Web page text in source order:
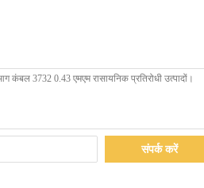
संपर्क करें